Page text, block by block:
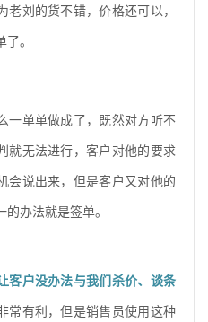
老刘的货不错，价格还可以，
。
一单单做成了，既然对方听不
就无法进行，客户对他的要求
会说出来，但是客户又对他的
的办法就是签单。
客户没办法与我们杀价、谈条
常有利，但是销售员使用这种